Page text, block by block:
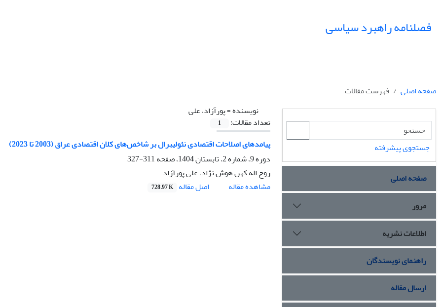
فصلنامه راهبرد سیاسی
صفحه اصلی
فهرست مقالات
نویسنده =پورآزاد، علی
تعداد مقالات:
1
پیامدهای اصلاحات اقتصادی نئولیبرال بر شاخص‌های کلان اقتصادی عراق (2003 تا 2023)
دوره 9، شماره 2، تابستان 1404، صفحه
311-327
روح اله کهن هوش نژاد، علی پورآزاد
مشاهده مقاله
اصل مقاله 728.97 K
جستجوی پیشرفته
صفحه اصلی
مرور
اطلاعات نشریه
راهنمای نویسندگان
ارسال مقاله